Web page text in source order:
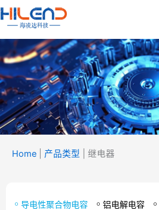
跳
至
产品类型
Home 产品类型 继电器
导电性聚合物电容 铝电解电容